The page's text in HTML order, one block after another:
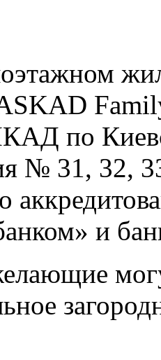
по
№ 31, 32,
и